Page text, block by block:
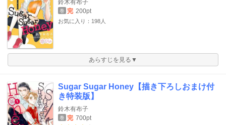
鈴木有布子
巻 完 200pt
お気に入り：198人
あらすじを見る▼
Sugar Sugar Honey【描き下ろしおまけ付
き特装版】
鈴木有布子
巻 完 700pt